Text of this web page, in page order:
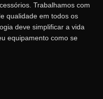
Trabalhamos com
qualidade em todos os
deve simplificar a vida
equipamento como se